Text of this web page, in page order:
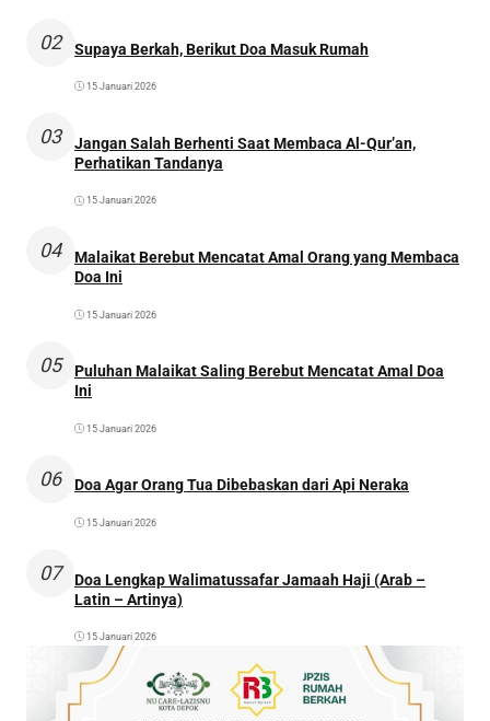
02 Supaya Berkah, Berikut Doa Masuk Rumah
15 Januari 2026
03
Jangan Salah Berhenti Saat Membaca Al-Qur’an,
Perhatikan Tandanya
15 Januari 2026
04
Malaikat Berebut Mencatat Amal Orang yang Membaca
Doa Ini
15 Januari 2026
05
Puluhan Malaikat Saling Berebut Mencatat Amal Doa
Ini
15 Januari 2026
06 Doa Agar Orang Tua Dibebaskan dari Api Neraka
15 Januari 2026
07
Doa Lengkap Walimatussafar Jamaah Haji (Arab –
Latin – Artinya)
15 Januari 2026